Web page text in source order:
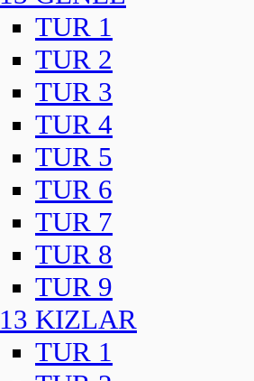
TUR 1
TUR 2
TUR 3
TUR 4
TUR 5
TUR 6
TUR 7
TUR 8
TUR 9
13 KIZLAR
TUR 1